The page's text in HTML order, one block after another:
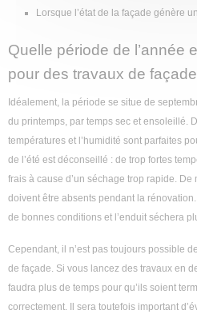
Lorsque l’état de la façade génère
Quelle période de l’année
pour des travaux de
Idéalement, la période se situe de
du printemps, par temps sec et ensoleillé.
températures et l’humidité sont parfaites
de l’été est déconseillé : de trop fortes
frais à cause d’un séchage trop rapide.
doivent être absents pendant la
de bonnes conditions et l’enduit séchera
Cependant, il n’est pas toujours possible
de façade. Si vous lancez des travaux en
faudra plus de temps pour qu’ils soient
correctement. Il sera toutefois important